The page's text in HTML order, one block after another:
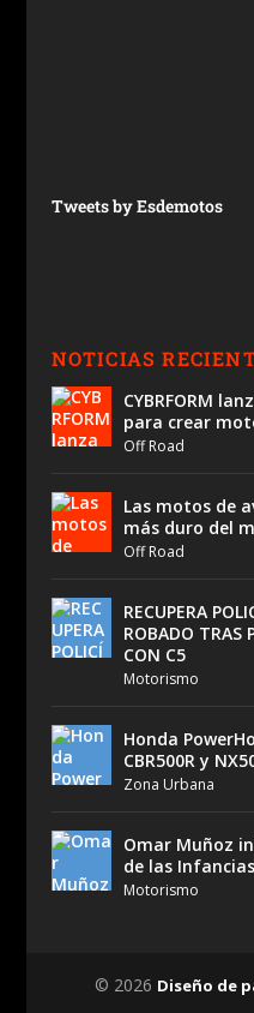
Tweets by Esdemotos
NOTICIAS
CYBRFORM
para crear
Off Road
Las motos de
más duro del
Off Road
RECUPERA
ROBADO TRAS
CON C5
Motorismo
Honda
CBR500R y
Zona Urbana
Omar Muñoz
de las Infancias
Motorismo
© 2026 Diseño de